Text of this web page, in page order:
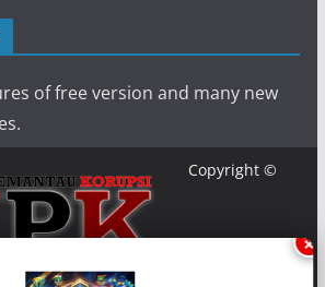
of free version and many new
Copyright ©
×